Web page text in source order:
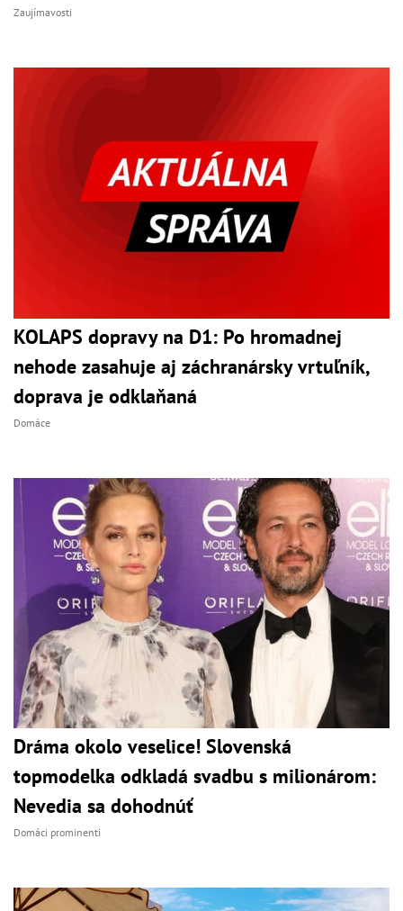
Zaujímavosti
KOLAPS dopravy na D1: Po hromadnej
nehode zasahuje aj záchranársky vrtuľník,
doprava je odklaňaná
Domáce
Dráma okolo veselice! Slovenská
topmodelka odkladá svadbu s milionárom:
Nevedia sa dohodnúť
Domáci prominenti